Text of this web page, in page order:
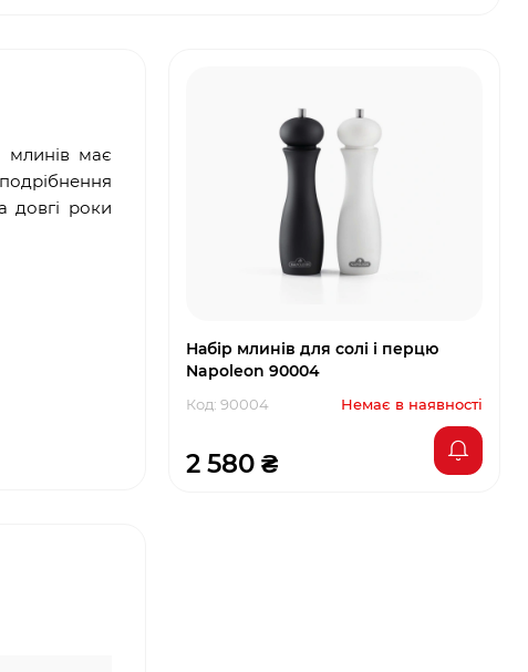
млинів має
довгі роки
Набір млинів для солі і перцю
Napoleon 90004
Код: 90004 Немає в наявності
2 580 ₴